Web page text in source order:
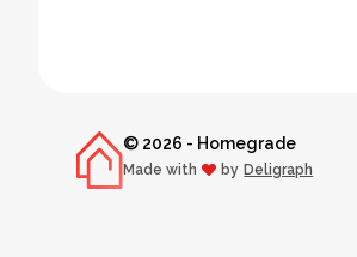
© 2026 - Homegrade
Made with love
by Deligraph